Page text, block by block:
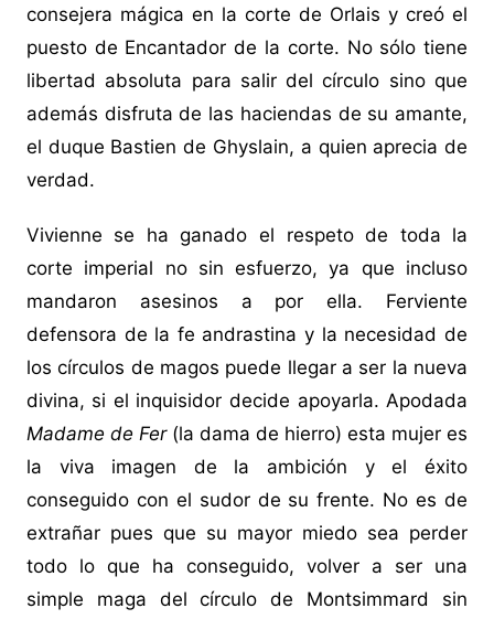
consejera mágica en la corte de Orlais y creó el
puesto de Encantador de la corte. No sólo tiene
libertad absoluta para salir del círculo sino que
además disfruta de las haciendas de su amante,
el duque Bastien de Ghyslain, a quien aprecia de
verdad.
Vivienne se ha ganado el respeto de toda la
corte imperial no sin esfuerzo, ya que incluso
mandaron asesinos a por ella. Ferviente
defensora de la fe andrastina y la necesidad de
los círculos de magos puede llegar a ser la nueva
divina, si el inquisidor decide apoyarla. Apodada
Madame de Fer(la dama de hierro) esta mujer es
la viva imagen de la ambición y el éxito
conseguido con el sudor de su frente. No es de
extrañar pues que su mayor miedo sea perder
todo lo que ha conseguido, volver a ser una
simple maga del círculo de Montsimmard sin